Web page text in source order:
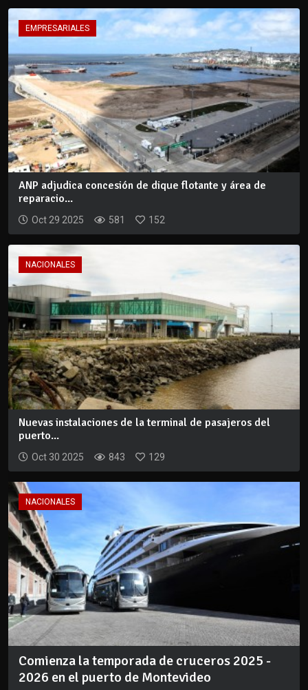
EMPRESARIALES
ANP adjudica concesión de dique flotante y área de
reparacio...
Oct 29 2025 581 152
NACIONALES
Nuevas instalaciones de la terminal de pasajeros del
puerto...
Oct 30 2025 843 129
NACIONALES
Comienza la temporada de cruceros 2025 -
2026 en el puerto de Montevideo